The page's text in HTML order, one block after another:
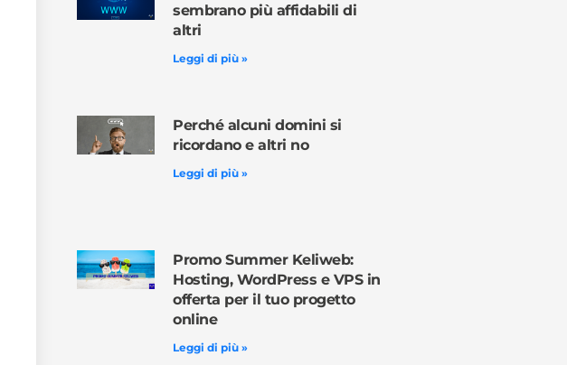
sembrano più affidabili di
altri
Leggi di più »
Perché alcuni domini si
ricordano e altri no
Leggi di più »
Promo Summer Keliweb:
Hosting, WordPress e VPS in
offerta per il tuo progetto
online
Leggi di più »